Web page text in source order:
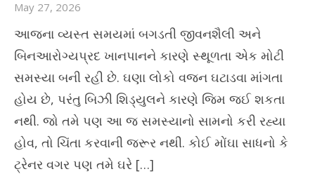
May 27, 2026
આજના વ્યસ્ત સમયમાં બગડતી જીવનશૈલી અને
બિનઆરોગ્યપ્રદ ખાનપાનને કારણે સ્થૂળતા એક મોટી
સમસ્યા બની રહી છે. ઘણા લોકો વજન ઘટાડવા માંગતા
હોય છે, પરંતુ બિઝી શિડ્યુલને કારણે જિમ જઈ શકતા
નથી. જો તમે પણ આ જ સમસ્યાનો સામનો કરી રહ્યા
હોવ, તો ચિંતા કરવાની જરૂર નથી. કોઈ મોંઘા સાધનો કે
ટ્રેનર વગર પણ તમે ઘરે […]